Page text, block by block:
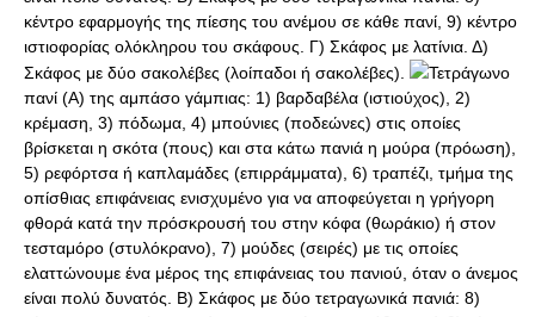
κέντρο εφαρμογής της πίεσης του ανέμου σε κάθε πανί, 9) κέντρο
ιστιοφορίας ολόκληρου του σκάφους. Γ) Σκάφος με λατίνια. Δ)
Σκάφος με δύο σακολέβες (λοίπαδοι ή σακολέβες).
Τετράγωνο
πανί (Α) της αμπάσο γάμπιας: 1) βαρδαβέλα (ιστιούχος), 2)
κρέμαση, 3) πόδωμα, 4) μπούνιες (ποδεώνες) στις οποίες
βρίσκεται η σκότα (πους) και στα κάτω πανιά η μούρα (πρόωση),
5) ρεφόρτσα ή καπλαμάδες (επιρράμματα), 6) τραπέζι, τμήμα της
οπίσθιας επιφάνειας ενισχυμένο για να αποφεύγεται η γρήγορη
φθορά κατά την πρόσκρουσή του στην κόφα (θωράκιο) ή στον
τεσταμόρο (στυλόκρανο), 7) μούδες (σειρές) με τις οποίες
ελαττώνουμε ένα μέρος της επιφάνειας του πανιού, όταν ο άνεμος
είναι πολύ δυνατός. Β) Σκάφος με δύο τετραγωνικά πανιά: 8)